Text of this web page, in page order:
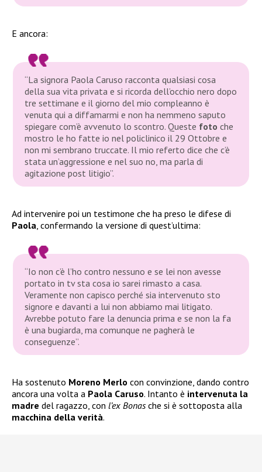
E ancora:
“La signora Paola Caruso racconta qualsiasi cosa
della sua vita privata e si ricorda dell’occhio nero dopo
tre settimane e il giorno del mio compleanno è
venuta qui a diffamarmi e non ha nemmeno saputo
spiegare com’è avvenuto lo scontro. Queste fotoche
mostro le ho fatte io nel policlinico il 29 Ottobre e
non mi sembrano truccate. Il mio referto dice che c’è
stata un’aggressione e nel suo no, ma parla di
agitazione post litigio”.
Ad intervenire poi un testimone che ha preso le difese di
Paola , confermando la versione di quest’ultima:
“Io non c’è l’ho contro nessuno e se lei non avesse
portato in tv sta cosa io sarei rimasto a casa.
Veramente non capisco perché sia intervenuto sto
signore e davanti a lui non abbiamo mai litigato.
Avrebbe potuto fare la denuncia prima e se non la fa
è una bugiarda, ma comunque ne pagherà le
conseguenze”.
Ha sostenuto Moreno Merlo con convinzione, dando contro
ancora una volta a Paola Caruso. Intanto è intervenuta la
madre del ragazzo, con l’ex Bonasche si è sottoposta alla
macchina della verità.